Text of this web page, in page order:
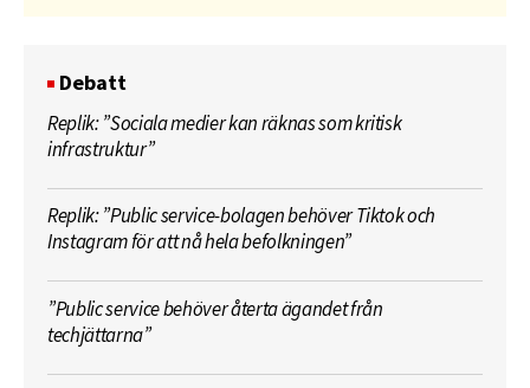
Debatt
Replik: ”Sociala medier kan räknas som kritisk
infrastruktur”
Replik: ”Public service-bolagen behöver Tiktok och
Instagram för att nå hela befolkningen”
”Public service behöver återta ägandet från
techjättarna”